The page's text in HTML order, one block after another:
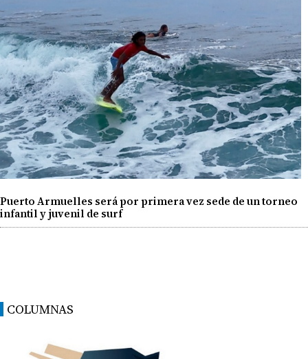
Puerto Armuelles será por primera vez sede de un torneo
infantil y juvenil de surf
COLUMNAS